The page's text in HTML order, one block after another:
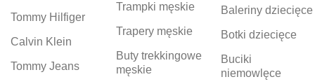
Tommy Hilfiger
Calvin Klein
Tommy Jeans
Trampki męskie
Trapery męskie
Buty trekkingowe
męskie
Baleriny dziecięce
Botki dziecięce
Buciki
niemowlęce